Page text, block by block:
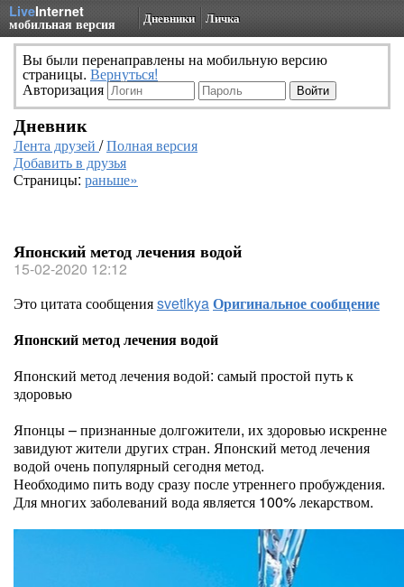
LiveInternet
мобильная версия Дневники Личка
Вы были перенаправлены на мобильную версию
страницы. Вернуться!
Авторизация
Дневник
Лента друзей /Полная версия
Добавить в друзья
Страницы: раньше»
Японский метод лечения водой
15-02-2020 12:12
Это цитата сообщенияsvetikyaОригинальное сообщение
Японский метод лечения водой
Японский метод лечения водой: самый простой путь к
здоровью
Японцы – признанные долгожители, их здоровью искренне
завидуют жители других стран. Японский метод лечения
водой очень популярный сегодня метод.
Необходимо пить воду сразу после утреннего пробуждения.
Для многих заболеваний вода является 100% лекарством.